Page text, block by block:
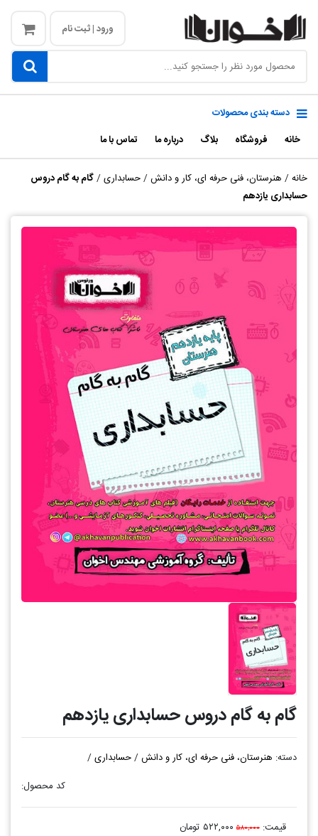
ورود | ثبت نام
دسته بندی محصولات
خانه
فروشگاه بلاگ درباره ما تماس با ما
خانه/ هنرستان، فنی حرفه ای، کار و دانش/حسابداری/گام به گام دروس
حسابداری یازدهم
گام به گام دروس حسابداری یازدهم
دسته: هنرستان، فنی حرفه ای، کار و دانش/حسابداری/
کد محصول:
قیمت: ۵۸۰,۰۰۰ ۵۲۲,۰۰۰ تومان